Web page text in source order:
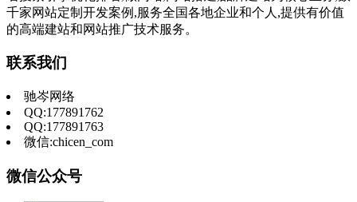
千家网站定制开发案例,服务全国各地企业和个人,提供有价值
的高端建站和网站推广技术服务。
联系我们
驰岑网络
QQ:177891762
QQ:177891763
微信:chicen_com
微信公众号